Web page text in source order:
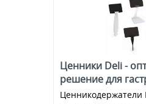
Ценники Deli -
решение для